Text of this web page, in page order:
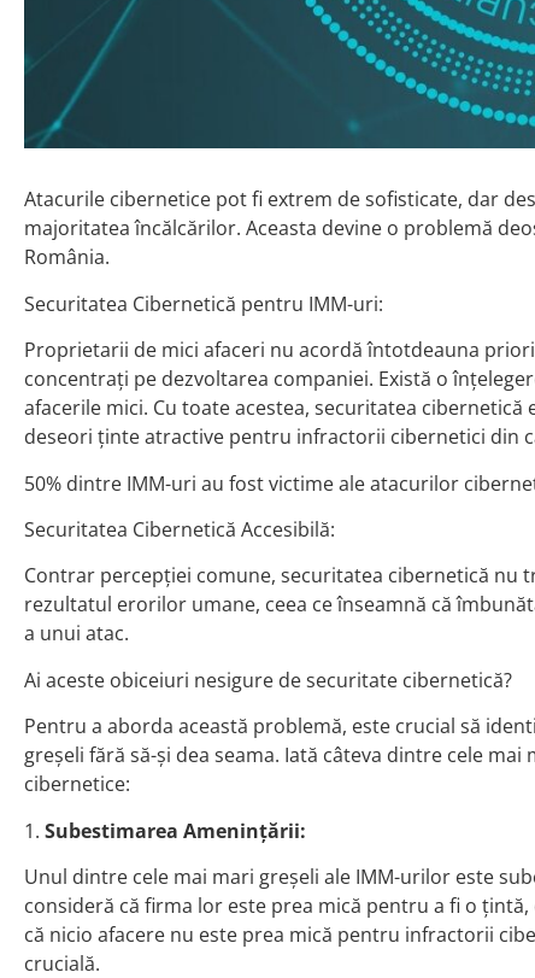
Atacurile cibernetice pot fi extrem de sofisticate, dar
majoritatea încălcărilor. Aceasta devine o problemă
România.
Securitatea Cibernetică pentru IMM-uri:
Proprietarii de mici afaceri nu acordă întotdeauna
concentrați pe dezvoltarea companiei. Există o
afacerile mici. Cu toate acestea, securitatea
deseori ținte atractive pentru infractorii cibernetici din
50% dintre IMM-uri au fost victime ale atacurilor
Securitatea Cibernetică Accesibilă:
Contrar percepției comune, securitatea cibernetică nu
rezultatul erorilor umane, ceea ce înseamnă că
a unui atac.
Ai aceste obiceiuri nesigure de securitate cibernetică?
Pentru a aborda această problemă, este crucial să
greșeli fără să-și dea seama. Iată câteva dintre cele
cibernetice:
1. Subestimarea Amenințării:
Unul dintre cele mai mari greșeli ale IMM-urilor este
consideră că firma lor este prea mică pentru a fi o
că nicio afacere nu este prea mică pentru infractorii
crucială.